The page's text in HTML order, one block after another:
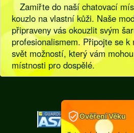
Zamiřte do naší chatovací
kouzlo na vlastní kůži. Naše
připraveny vás okouzlit svým
profesionalismem. Připojte se k
svět možností, který vám
místnosti pro dospělé.
Ověření Věku